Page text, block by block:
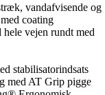
vandafvisende og
coating
vejen rundt med
stabilisatorindsats
med AT Grip pigge